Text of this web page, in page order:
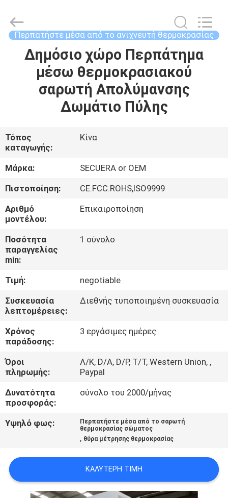
ΣΠΊΤΙ
ΠΡΟΪΌΝΤΑ
ΕΜΕΊΣ
ΓΎΡΟΣ
ΕΡΓΟΣΤΑΣΊΩΝ
ΠΟΙΟΤΙΚΌΣ
ΈΛΕΓΧΟΣ
ΕΛΆΤΕ
ΣΕ
ΕΠΑΦΉ
ΜΕ
ΖΗΤΉΣΤΕ
ΈΝΑ
ΑΠΌΣΠΑΣΜΑ
PRIVACY
POLICY
Rights
Reserved.
DevelopedΠερπατήστε μέσα από το ανιχνευτή θερμοκρασίας
Δημόσιο χώρο Περπάτημα
μέσω θερμοκρασιακού
σαρωτή Απολύμανσης
Δωμάτιο Πύλης
Τόπος
καταγωγής:
Κίνα
Μάρκα:
SECUERA or OEM
Πιστοποίηση:
CE.FCC.ROHS,ISO9999
Αριθμό
μοντέλου:
Επικαιροποίηση
Ποσότητα
παραγγελίας
min:
1 σύνολο
Τιμή:
negotiable
Συσκευασία
λεπτομέρειες:
Διεθνής τυποποιημένη συσκευασία
Χρόνος
παράδοσης:
3 εργάσιμες ημέρες
Όροι
πληρωμής:
Λ/Κ, D/A, D/P, T/T, Western Union, ,
Paypal
Δυνατότητα
προσφοράς:
σύνολο του 2000/μήνας
Υψηλό φως:
Περπατήστε μέσα από το σαρωτή
θερμοκρασίας σώματος
, θύρα μέτρησης θερμοκρασίας
ΚΑΛΎΤΕΡΗ ΤΙΜΉ